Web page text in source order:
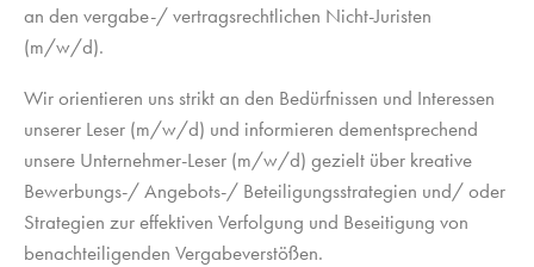
an den vergabe-/ vertragsrechtlichen Nicht-Juristen
(m/w/d).
Wir orientieren uns strikt an den Bedürfnissen und Interessen
unserer Leser (m/w/d) und informieren dementsprechend
unsere Unternehmer-Leser (m/w/d) gezielt über kreative
Bewerbungs-/ Angebots-/ Beteiligungsstrategien und/ oder
Strategien zur effektiven Verfolgung und Beseitigung von
benachteiligenden Vergabeverstößen.